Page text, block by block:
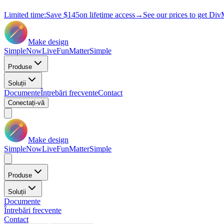
Limited time:Save $145on lifetime access→ See our prices to get
Make design
SimpleNowLiveFunMatterSimple
Produse
Soluții
DocumenteÎntrebări frecventeContact
Conectați-vă
Make design
SimpleNowLiveFunMatterSimple
Produse
Soluții
Documente
Întrebări frecvente
Contact